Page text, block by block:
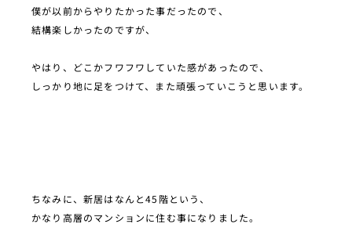
僕が以前からやりたかった事だったので、
結構楽しかったのですが、
やはり、どこかフワフワしていた感があったので、
しっかり地に足をつけて、また頑張っていこうと思います。
ちなみに、新居はなんと45階という、
かなり高層のマンションに住む事になりました。